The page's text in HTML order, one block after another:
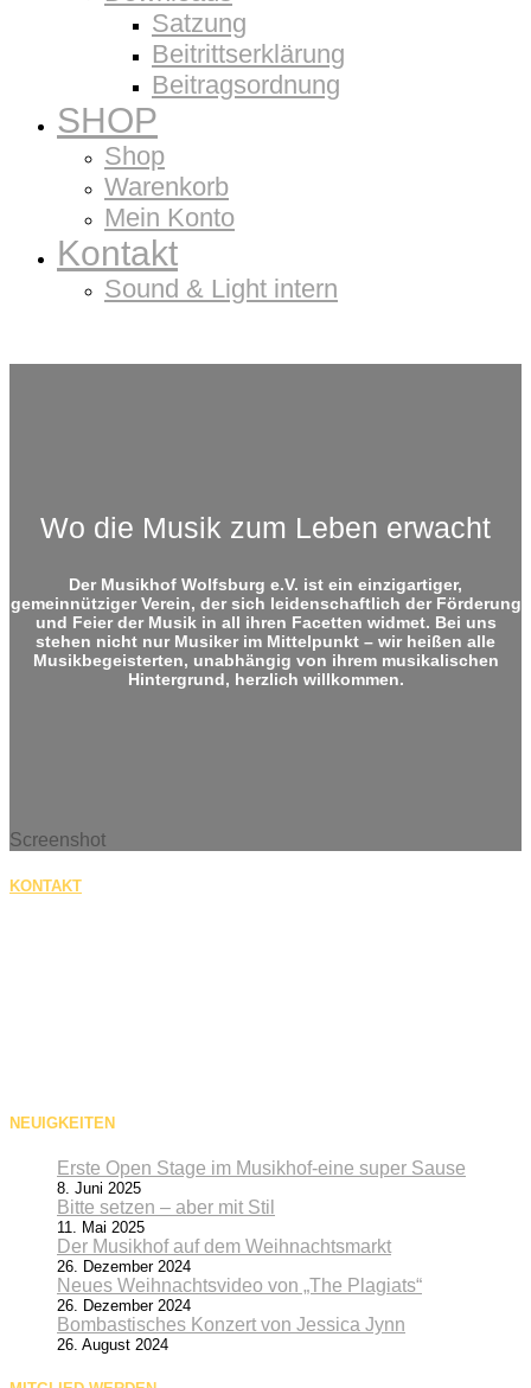
Satzung
Beitrittserklärung
Beitragsordnung
SHOP
Shop
Warenkorb
Mein Konto
Kontakt
Sound & Light intern
Wo die Musik zum Leben erwacht
Der Musikhof Wolfsburg e.V. ist ein einzigartiger,
gemeinnütziger Verein, der sich leidenschaftlich der Förderung
und Feier der Musik in all ihren Facetten widmet. Bei uns
stehen nicht nur Musiker im Mittelpunkt – wir heißen alle
Musikbegeisterten, unabhängig von ihrem musikalischen
Hintergrund, herzlich willkommen.
Screenshot
KONTAKT
NEUIGKEITEN
Erste Open Stage im Musikhof-eine super Sause
8. Juni 2025
Bitte setzen – aber mit Stil
11. Mai 2025
Der Musikhof auf dem Weihnachtsmarkt
26. Dezember 2024
Neues Weihnachtsvideo von „The Plagiats“
26. Dezember 2024
Bombastisches Konzert von Jessica Jynn
26. August 2024